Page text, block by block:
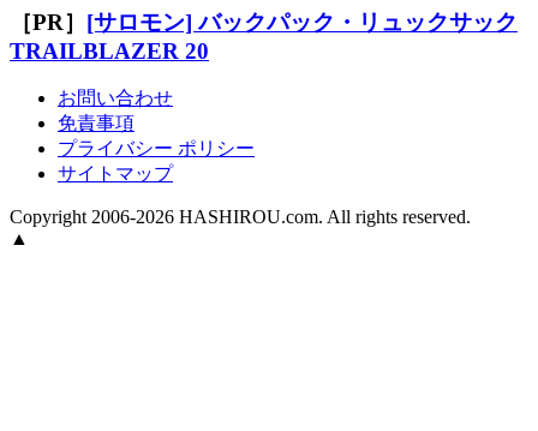
［PR］ [サロモン] バックパック・リュックサック
TRAILBLAZER 20
お問い合わせ
免責事項
プライバシー ポリシー
サイトマップ
Copyright 2006-2026 HASHIROU.com. All rights reserved.
▲